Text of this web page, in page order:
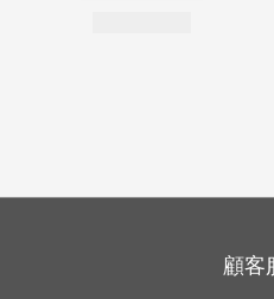
顧客